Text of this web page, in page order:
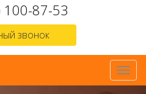
100-87-53
звонок